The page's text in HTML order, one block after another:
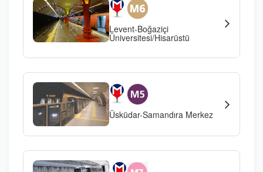
Levent-Boğaziçi
Üniversitesi/Hisarüstü
Üsküdar-Samandıra Merkez